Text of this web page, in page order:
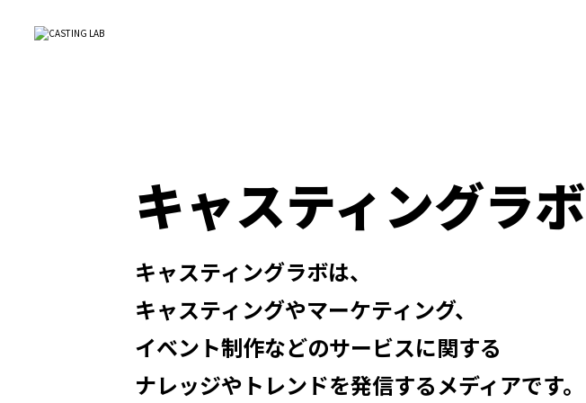
キャスティングラボ
キャスティングラボは、
キャスティングやマーケティング、
イベント制作などのサービスに関する
ナレッジやトレンドを発信するメディアです。